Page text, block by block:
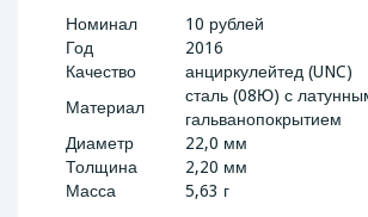
Номинал
10 рублей
Год
2016
Качество
анциркулейтед (UNC)
Материал
сталь (08Ю) с
гальванопокрытием
Диаметр
22,0 мм
Толщина
2,20 мм
Масса
5,63 г